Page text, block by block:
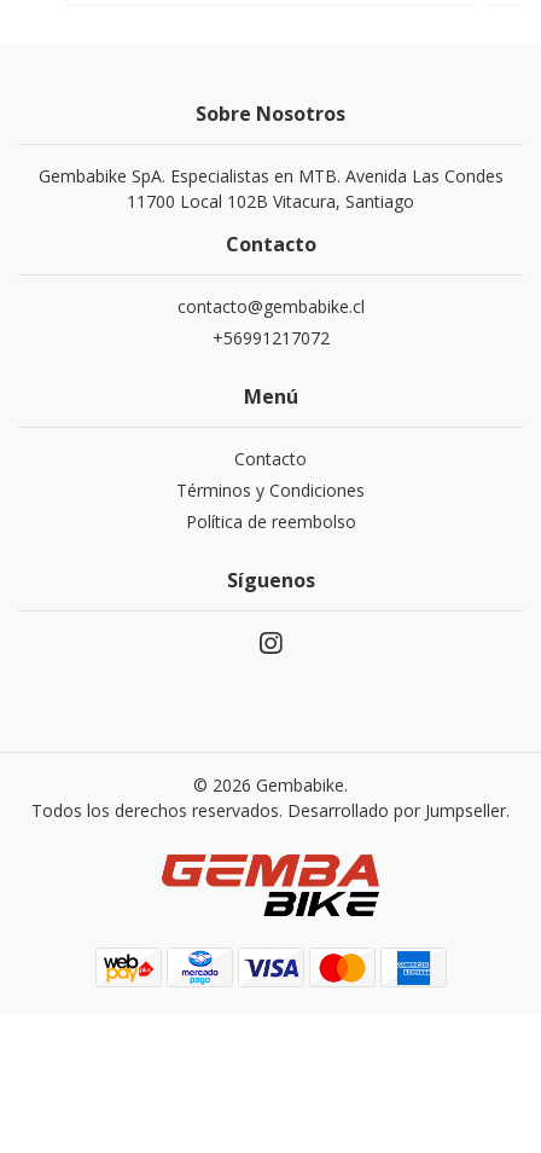
Sobre Nosotros
Gembabike SpA. Especialistas en MTB. Avenida Las Condes
11700 Local 102B Vitacura, Santiago
Contacto
contacto@gembabike.cl
+56991217072
Menú
Contacto
Términos y Condiciones
Política de reembolso
Síguenos
© 2026 Gembabike.
Todos los derechos reservados. Desarrollado por Jumpseller.